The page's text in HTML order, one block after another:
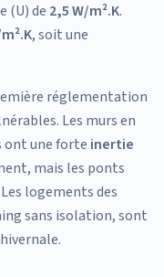
(U) de 2,5 W/m².K.
, soit une
réglementation
Les murs en
ont une forte inertie
mais les ponts
logements des
sans isolation, sont